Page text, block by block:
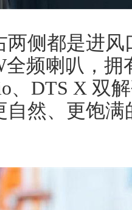
两侧都是进
全频喇叭，
、DTS X 双
自然、更饱